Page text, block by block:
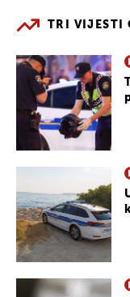
TRI VIJESTI